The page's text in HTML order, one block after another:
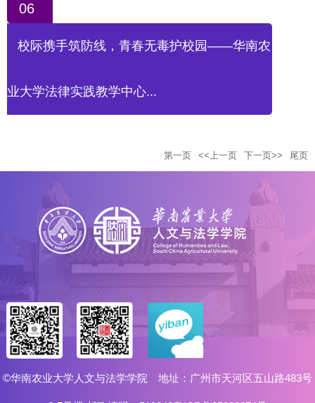
06
校际携手筑防线，青春无毒护校园——华南农
业大学法律实践教学中心...
第一页 <<上一页 下一页>> 尾页
©华南农业大学人文与法学学院 地址：广州市天河区五山路483号